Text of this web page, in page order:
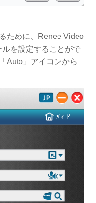
ために、Renee Video
を設定することがで
Auto」アイコンから